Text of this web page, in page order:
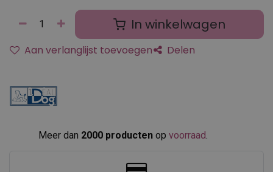
In winkelwagen
Aan verlanglijst toevoegen Delen
Meer dan 2000 producten op voorraad